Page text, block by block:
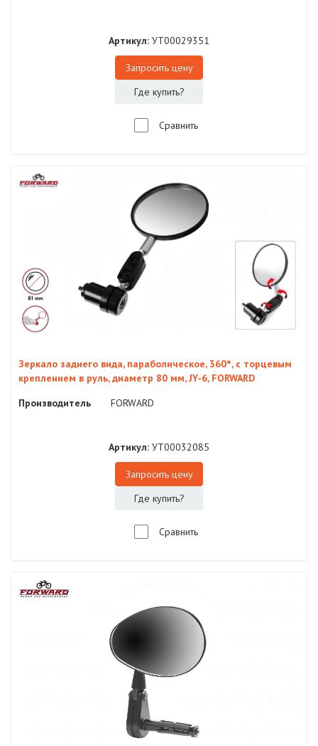
Артикул: УТ00029351
Запросить цену
Где купить?
Сравнить
Зеркало заднего вида, параболическое, 360°, с торцевым
креплением в руль, диаметр 80 мм, JY-6, FORWARD
Производитель
FORWARD
Артикул: УТ00032085
Запросить цену
Где купить?
Сравнить